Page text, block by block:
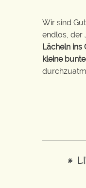
Wir sind
endlos, der
Lächeln ins
kleine
*